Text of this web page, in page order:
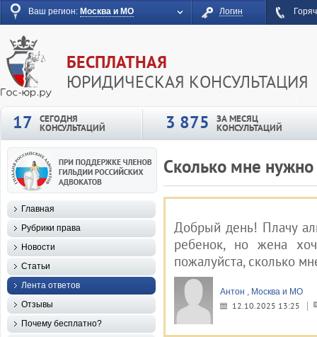
Ваш регион: Москва и МО Логин
БЕСПЛАТНАЯ
ЮРИДИЧЕСКАЯ КОНСУЛЬТАЦИЯ
17
СЕГОДНЯ
КОНСУЛЬТАЦИЙ 3 875 ЗА МЕСЯЦ
КОНСУЛЬТАЦИЙ
Сколько мне
Добрый день! Плачу
ребенок, но жена
пожалуйста, сколько
Антон , Москва и МО
12.10.2025 13:25
Главная
Рубрики права
Новости
Статьи
Лента ответов
Отзывы
Почему бесплатно?